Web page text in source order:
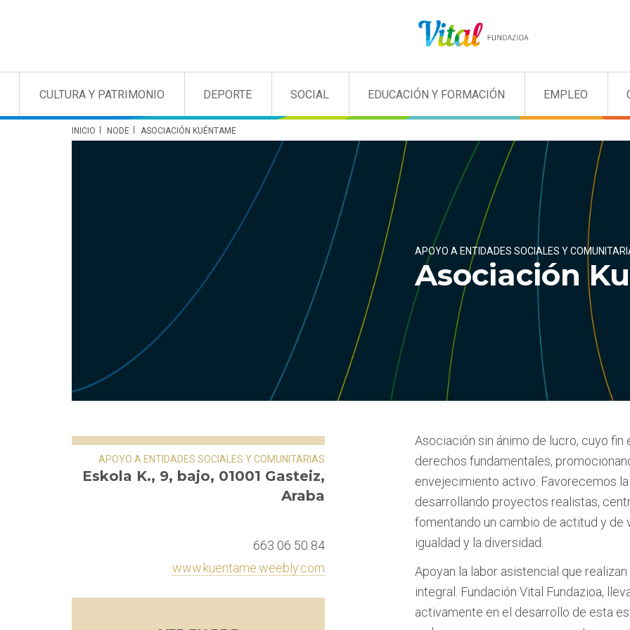
CULTURA Y PATRIMONIO DEPORTE SOCIAL EDUCACIÓN Y FORMACIÓN EMPLEO
INICIO NODE ASOCIACIÓN KUÉNTAME
Asociación
APOYO A ENTIDADES SOCIALES Y
APOYO A ENTIDADES SOCIALES Y COMUNITARIAS
Eskola K., 9, bajo, 01001 Gasteiz,
Araba
663 06 50 84
www.kuentame.weebly.com
Asociación sin ánimo de lucro, cuyo
derechos fundamentales,
envejecimiento activo. Favorecemos
desarrollando proyectos realistas,
fomentando un cambio de actitud y de
igualdad y la diversidad.
Apoyan la labor asistencial que
integral. Fundación Vital Fundazioa,
activamente en el desarrollo de esta